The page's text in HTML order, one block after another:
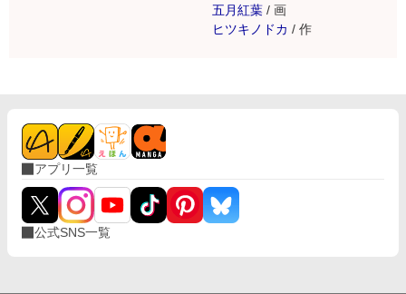
五月紅葉 / 画
ヒツキノドカ / 作
アプリ一覧
公式SNS一覧